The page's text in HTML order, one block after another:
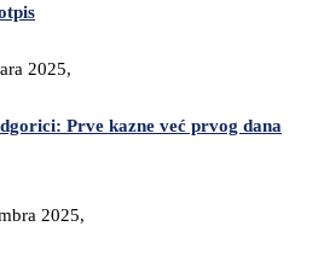
2025,
Prve kazne već prvog dana
2025,